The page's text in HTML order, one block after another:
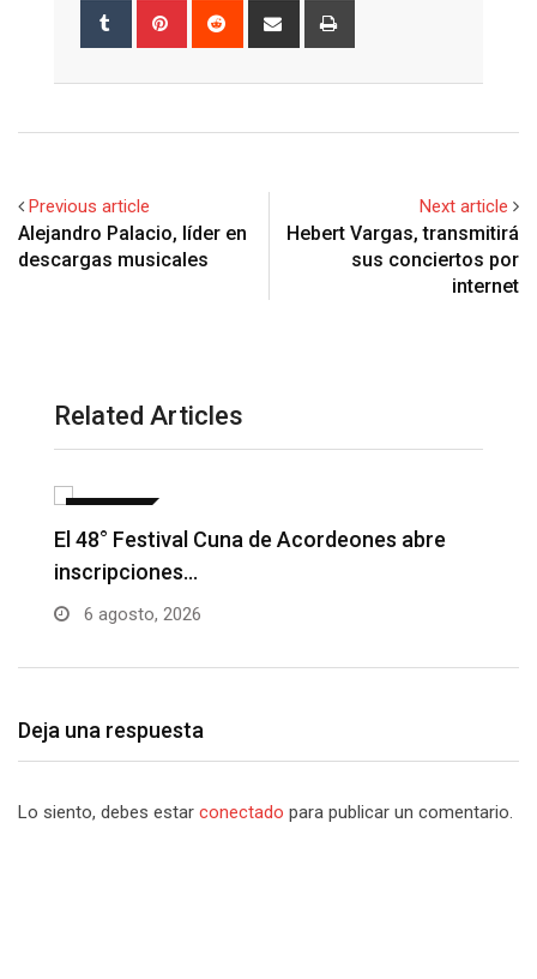
Tumblr Pinterest Reddit
Share
Previous article
Alejandro Palacio, líder en
descargas musicales
Next article
Hebert Vargas, transmitirá
sus conciertos por
internet
Related Articles
Barranquilla realizará el concierto ‘Capital
de la Patria…
6 agosto, 2026
Deja una respuesta
Lo siento, debes estar conectado para publicar un comentario.